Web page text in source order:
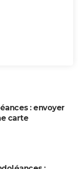
: envoyer
carte